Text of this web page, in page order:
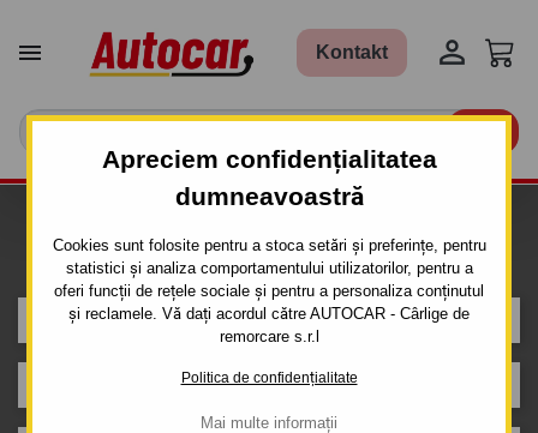
Apreciem confidențialitatea
dumneavoastră
Cookies sunt folosite pentru a stoca setări și preferințe, pentru
statistici și analiza comportamentului utilizatorilor, pentru a
oferi funcții de rețele sociale și pentru a personaliza conținutul
și reclamele. Vă dați acordul către AUTOCAR - Cârlige de
remorcare s.r.l
Politica de confidențialitate
Mai multe informații
 Kontakt 
mașina
FORD